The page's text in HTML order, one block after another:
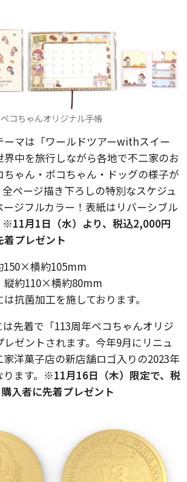
ペコちゃんオリジナル手帳
ーマは「ワールドツアーwithスイー
界中を旅行しながら各地で不二家のお
ちゃん・ポコちゃん・ドッグの様子が
ページ描き下ろしの特別なスケジュ
ジフルカラー！表紙はリバーシブル
※11月1日（水）より、税込2,000円
プレゼント
150×横約105mm
縦約110×横約80mm
抗菌加工を施しております。
先着で「113周年ペコちゃんオリジ
ゼントされます。今年9月にリニュ
洋菓子店の新店舗ロゴ入りの2023年
ます。 ※11月16日（木）限定で、税
入者に先着プレゼント